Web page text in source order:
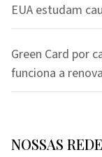
EUA estudam
Green Card por
funciona a
NOSSAS